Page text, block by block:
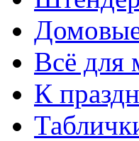
Всё для
К